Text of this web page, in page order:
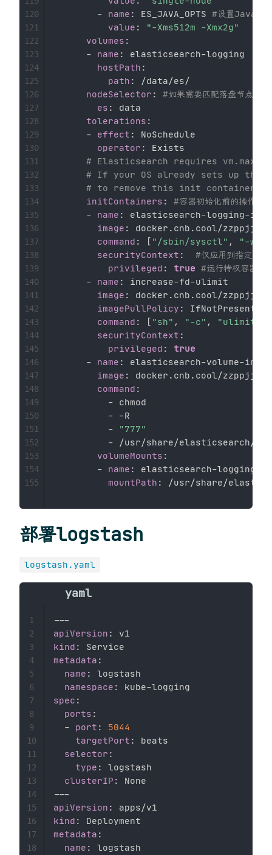
-
name : ES_JAVA_OPTS #设置Java的
value :
"-Xms512m -Xmx2g"
volumes :
-
name : elasticsearch-logging
hostPath :
path :
/data/es/
nodeSelector :
#如果需要匹配落盘节点
es :
data
tolerations :
-
effect :
NoSchedule
operator :
Exists
# Elasticsearch requires
# If your OS already sets up
# to remove this init container.
initContainers :
#容器初始化前的操作
-
name : elasticsearch-logging-
image :
docker.cnb.cool/zzppjj/
command : [ "/sbin/sysctl" , "-w"
securityContext :
#仅应用到指定的
privileged : true #运行特权容器
-
name : increase-fd-ulimit
image :
docker.cnb.cool/zzppjj/
imagePullPolicy :
IfNotPresent
command : [ "sh" , "-c" ,
"ulimit -n
securityContext :
privileged :
true
-
name : elasticsearch-volume-init
image :
docker.cnb.cool/zzppjj/
command :
- chmod
-
-R
-
"777"
- /usr/share/elasticsearch/
volumeMounts :
-
name : elasticsearch-logging
mountPath :
120
121
122
123
124
125
126
127
128
129
130
131
132
133
134
135
136
137
138
139
140
141
142
143
144
145
146
147
148
149
150
151
152
153
154
155
部署logstash
logstash.yaml
---
apiVersion :
kind :
metadata :
name :
logstash
namespace : kube-
spec :
ports :
-
port :
5044
targetPort :
beats
selector :
type :
logstash
clusterIP :
---
apiVersion :
kind :
metadata :
name :
logstash
1
2
3
4
5
6
7
8
9
10
11
12
13
14
15
16
17
18